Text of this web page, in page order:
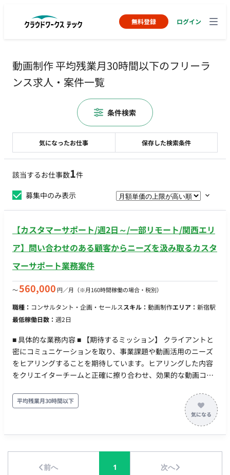
無料登録 ログイン
動画制作 平均残業月30時間以下のフリーラ
ンス求人・案件一覧
該当するお仕事数1件
募集中のみ表示
【カスタマーサポート/週2日～/一部リモート/関西エリ
ア】問い合わせのある顧客からニーズを汲み取るカスタ
マーサポート業務案件
〜560,000 円／月 （※月160時間稼働の場合・税別）
職種： コンサルタント・企画・セールススキル： 動画制作エリア： 新宿駅
最低稼働日数： 週2日
■ 具体的な業務内容 ■ 【期待するミッション】 クライアントと
密にコミュニケーションを取り、事業課題や動画活用のニーズ
をヒアリングすることを期待しています。ヒアリングした内容
をクリエイターチームと正確に擦り合わせ、効果的な動画コン
担当工程】 【ミーティングと撮影の同行】 ・クライアントから
の問い合わせに対するミーティング（オンライン・対面） ・企
画ミーティングの実施 ・クライアントニーズのヒアリング ・ク
リエイターの撮影同行（関西エリアのクライアント） ※場合に
件2～3時間程です ※ 関東エリアのクライアントはオンライン商
平均残業月30時間以下
前へ 1 次へ
気になったお仕事 保存した検索条件
条件検索